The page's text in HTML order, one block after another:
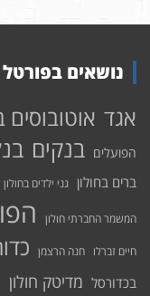
נושאים בפורטל
אגד אוטובוסים
הפועלים בנקים
ברים בחולון גני ילדים בחולון
המשמר החברתי חולון
חיים זברלו חנה הרצמן
בכדורסל מדיטק חולון